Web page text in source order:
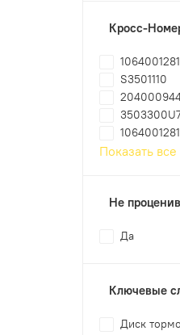
Кросс-
1064001281
S3501110
Показать все
Не
Да
Ключевые
Диск